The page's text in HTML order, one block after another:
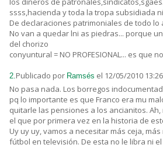
ssss,hacienda y toda la tropa subsidiada
De declaraciones patrimoniales de todo lo
No van a quedar lni as piedras... porque
del chorizo
conyuntural = NO PROFESIONAL... es que
2.Publicado por Ramsés el 12/05/2010 13:26
No pasa nada. Los borregos
pq lo importante es que Franco era mu
quitarle las pensiones a los ancianitos. Ah,
el que por primera vez en la historia de
Uy uy uy, vamos a necesitar más ceja,
fútbol en televisión. De esta no le libra ni